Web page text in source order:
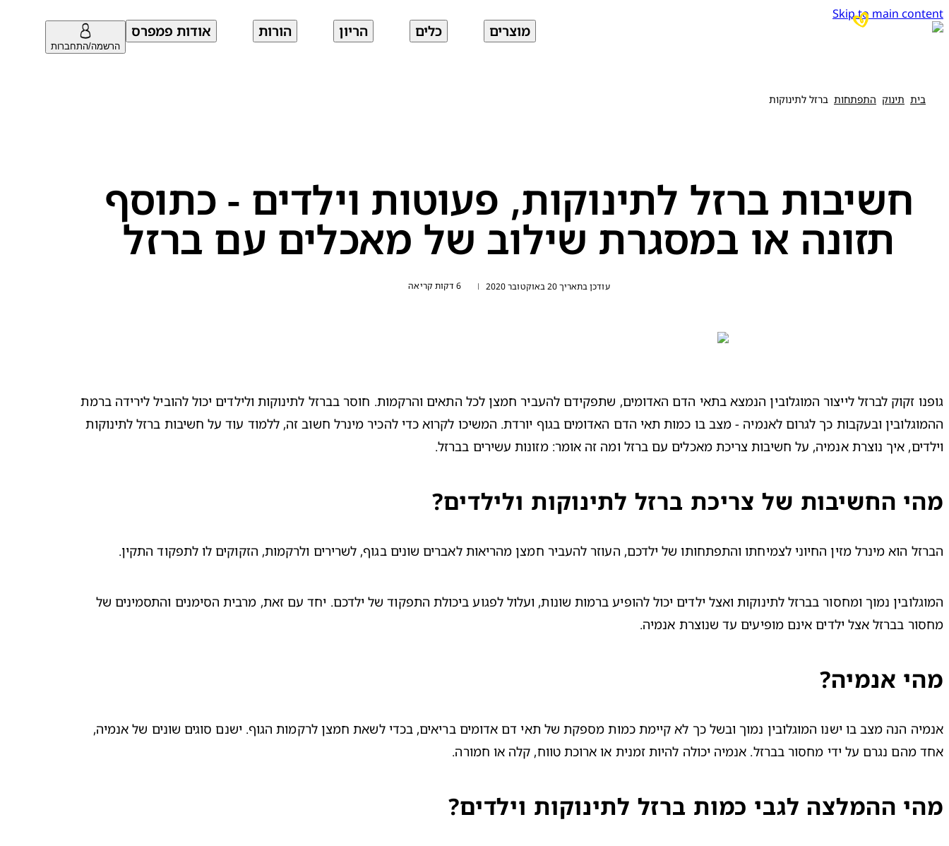
Skip to main content
מוצרים כלים הריון הורות אודות פמפרס
הרשמה/התחברות
בית תינוק התפתחות ברזל לתינוקות
חשיבות ברזל לתינוקות, פעוטות וילדים - כתוסף
תזונה או במסגרת שילוב של מאכלים עם ברזל
עודכן בתאריך 20 באוקטובר 2020 | 6 דקות קריאה
וילדים, איך נוצרת אנמיה, על חשיבות צריכת מאכלים עם ברזל ומה זה אומר: מזונות עשירים בברזל.
מהי החשיבות של צריכת ברזל לתינוקות ולילדים?
הברזל הוא מינרל מזין החיוני לצמיחתו והתפתחותו של ילדכם, העוזר להעביר חמצן מהריאות לאברים שונים בגוף, לשרירים ולרקמות, הזקוקים לו לתפקוד התקין.
מחסור בברזל אצל ילדים אינם מופיעים עד שנוצרת אנמיה.
מהי אנמיה?
אחד מהם נגרם על ידי מחסור בברזל. אנמיה יכולה להיות זמנית או ארוכת טווח, קלה או חמורה.
מהי ההמלצה לגבי כמות ברזל לתינוקות וילדים?